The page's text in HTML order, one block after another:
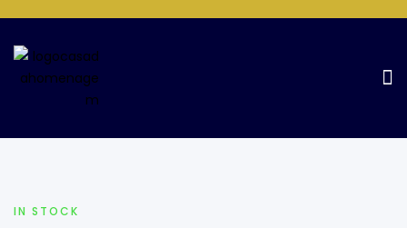
Home Page
IN STOCK